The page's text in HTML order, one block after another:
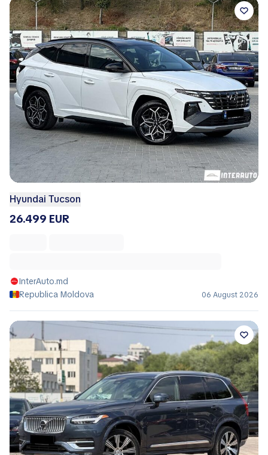
Hyundai Tucson
26.499 EUR
InterAuto.md
Republica Moldova
06 August 2026